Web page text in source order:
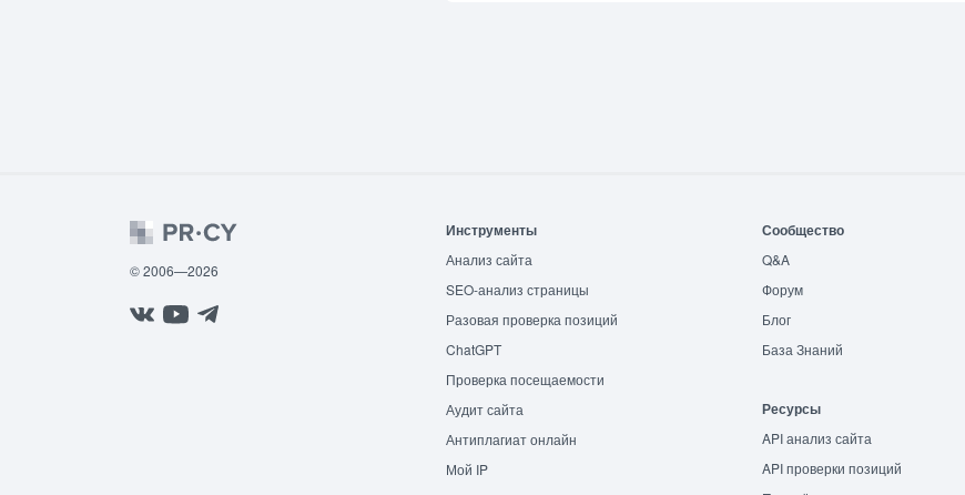
© 2006—2026
Инструменты
Анализ сайта
SEO-анализ страницы
Разовая проверка позиций
ChatGPT
Проверка посещаемости
Аудит сайта
Антиплагиат онлайн
Мой IP
Сообщество
Q&A
Форум
Блог
База Знаний
Ресурсы
API анализ сайта
API проверки позиций